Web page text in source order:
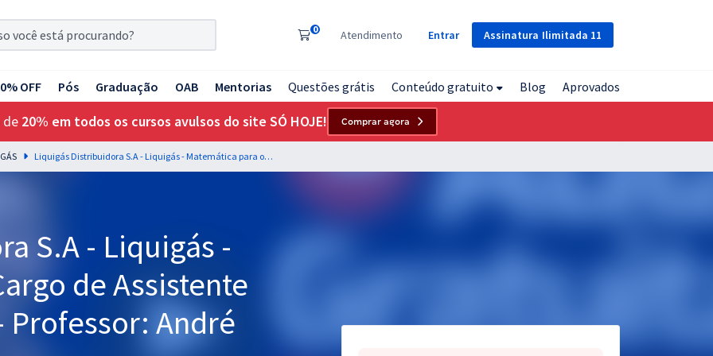
Assinatura Ilimitada 11
0 Atendimento Entrar
OFF Pós Graduação OAB Mentorias Questões grátis Conteúdo gratuito Blog Aprovados
de 20% em todos os cursos avulsos do site SÓ HOJE! Comprar agora
Liquigás Distribuidora S.A - Liquigás - Matemática para o Cargo de Assistente Administrativo (A) I - Professor: André Arruda
S.A - Liquigás -
de Assistente
Professor: André